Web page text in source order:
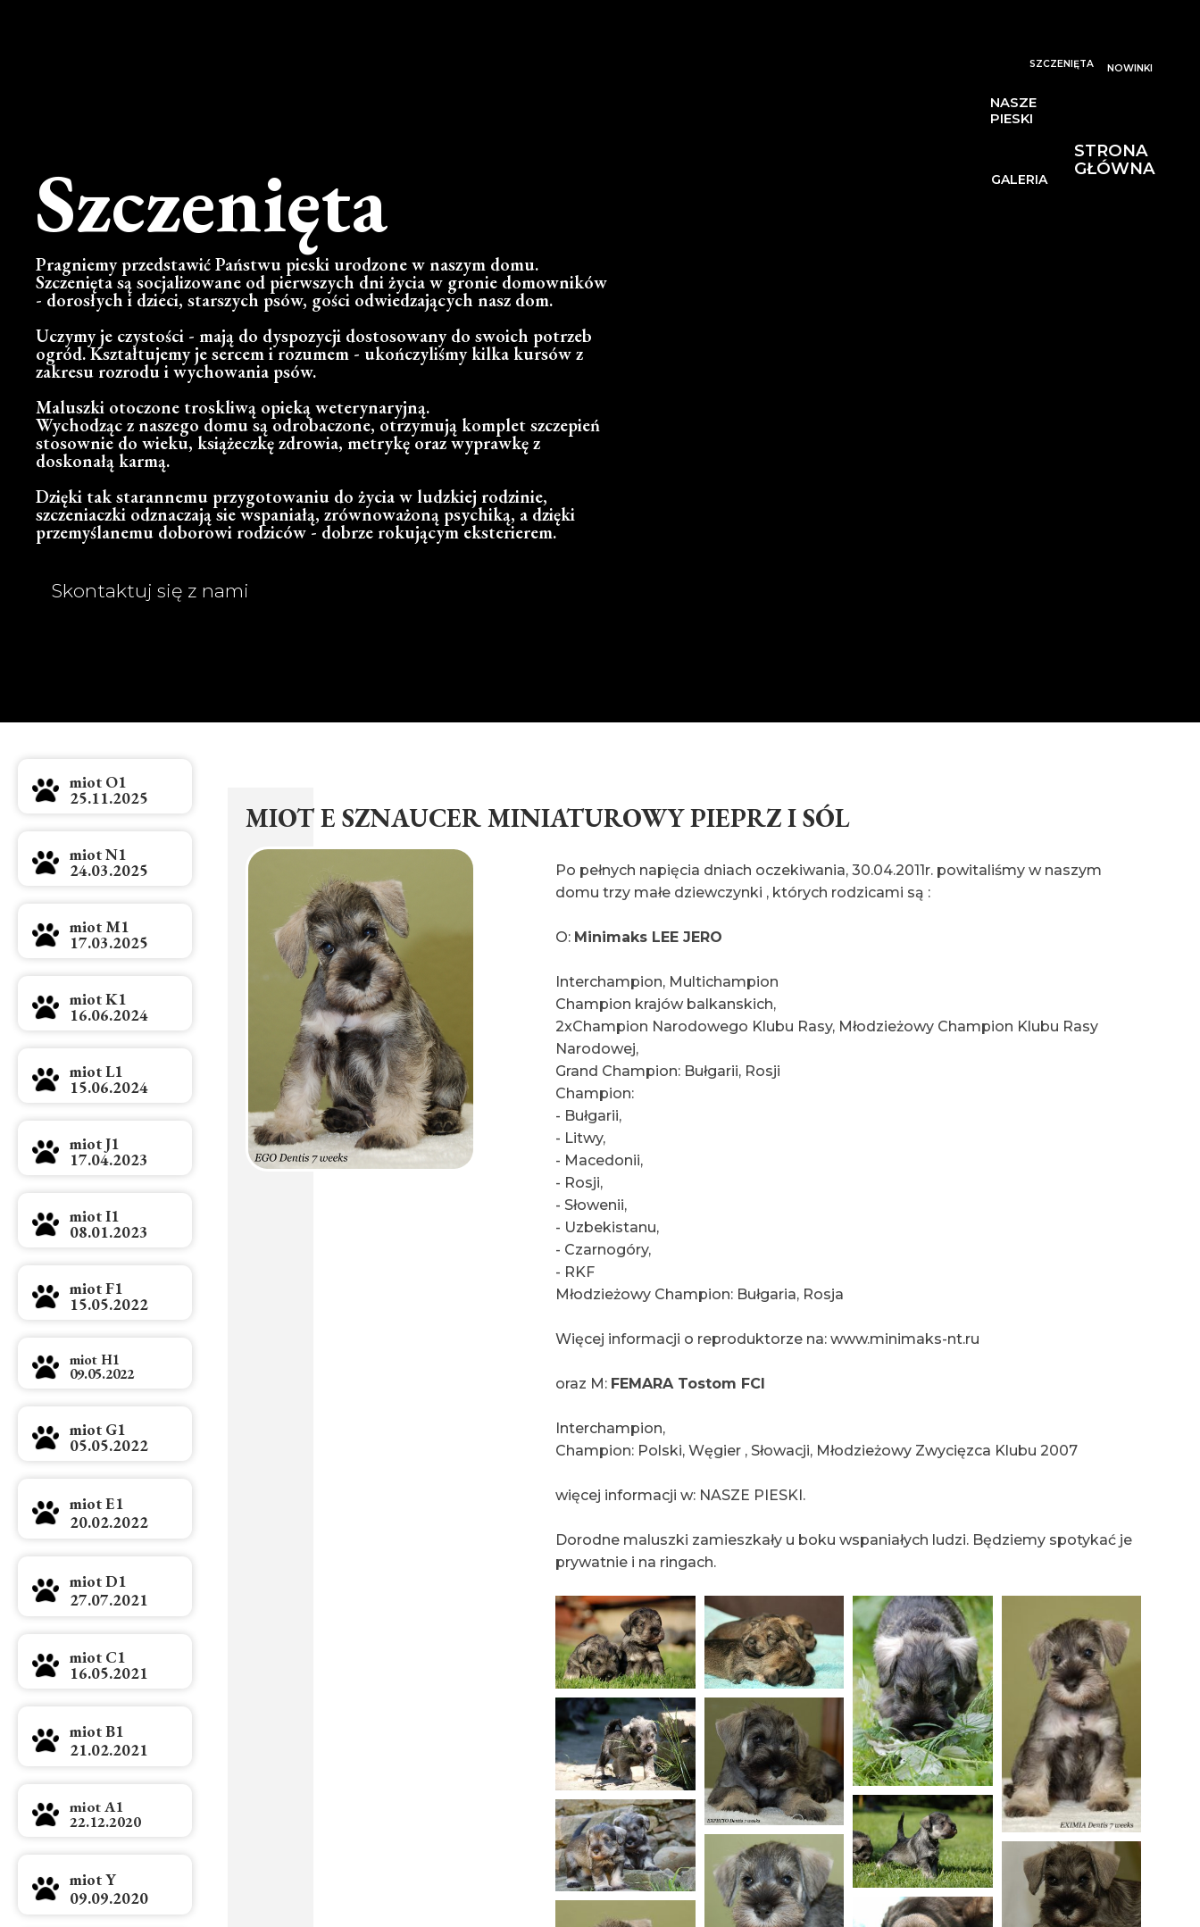
Szczenięta
Pragniemy przedstawić Państwu pieski urodzone w naszym domu.
Szczenięta są socjalizowane od pierwszych dni życia w gronie domowników
- dorosłych i dzieci, starszych psów, gości odwiedzających nasz dom.
Uczymy je czystości - mają do dyspozycji dostosowany do swoich potrzeb
ogród. Kształtujemy je sercem i rozumem - ukończyliśmy kilka kursów z
zakresu rozrodu i wychowania psów.
Maluszki otoczone troskliwą opieką weterynaryjną.
Wychodząc z naszego domu są odrobaczone, otrzymują komplet szczepień
stosownie do wieku, książeczkę zdrowia, metrykę oraz wyprawkę z
doskonałą karmą.
Dzięki tak starannemu przygotowaniu do życia w ludzkiej rodzinie,
szczeniaczki odznaczają sie wspaniałą, zrównoważoną psychiką, a dzięki
przemyślanemu doborowi rodziców - dobrze rokującym eksterierem.
Skontaktuj się z nami
miot O1
25.11.2025
miot N1
24.03.2025
miot M1
17.03.2025
miot K1
16.06.2024
miot L1
15.06.2024
miot J1
17.04.2023
miot I1
08.01.2023
miot F1
15.05.2022
miot H1
09.05.2022
miot G1
05.05.2022
miot E1
20.02.2022
miot D1
27.07.2021
miot C1
16.05.2021
miot B1
21.02.2021
miot A1
22.12.2020
miot Y
09.09.2020
Po pełnych napięcia dniach oczekiwania, 30.04.2011r. powitaliśmy w naszym
domu trzy małe dziewczynki , których rodzicami są :
O: Minimaks LEE JERO
Interchampion, Multichampion
Champion krajów balkanskich,
2xChampion Narodowego Klubu Rasy, Młodzieżowy Champion Klubu Rasy
Narodowej,
Grand Champion: Bułgarii, Rosji
Champion:
- Bułgarii,
- Litwy,
- Macedonii,
- Rosji,
- Słowenii,
- Uzbekistanu,
- Czarnogóry,
- RKF
Młodzieżowy Champion: Bułgaria, Rosja
Więcej informacji o reproduktorze na: www.minimaks-nt.ru
oraz M: FEMARA Tostom FCI
Interchampion,
Champion: Polski, Węgier , Słowacji, Młodzieżowy Zwycięzca Klubu 2007
więcej informacji w: NASZE PIESKI.
Dorodne maluszki zamieszkały u boku wspaniałych ludzi. Będziemy spotykać je
prywatnie i na ringach.
MIOT E SZNAUCER MINIATUROWY PIEPRZ I SÓL
STRONA
GŁÓWNA
SZCZENIĘTA
GALERIA
NOWINKI
NASZE
PIESKI